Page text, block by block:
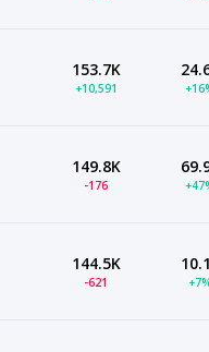
153.7K
+10,591
149.8K
-176
144.5K
-621